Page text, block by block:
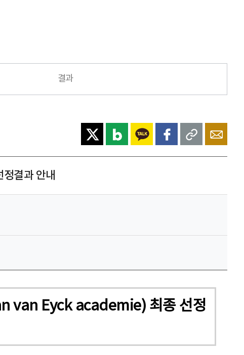
결과
결과 안내
van Eyck academie) 최종 선정